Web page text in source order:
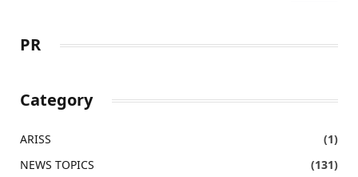
PR
Category
ARISS
(1)
NEWS TOPICS
(131)